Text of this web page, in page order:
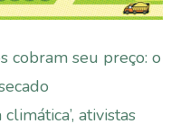
cobram seu preço: o
ativistas